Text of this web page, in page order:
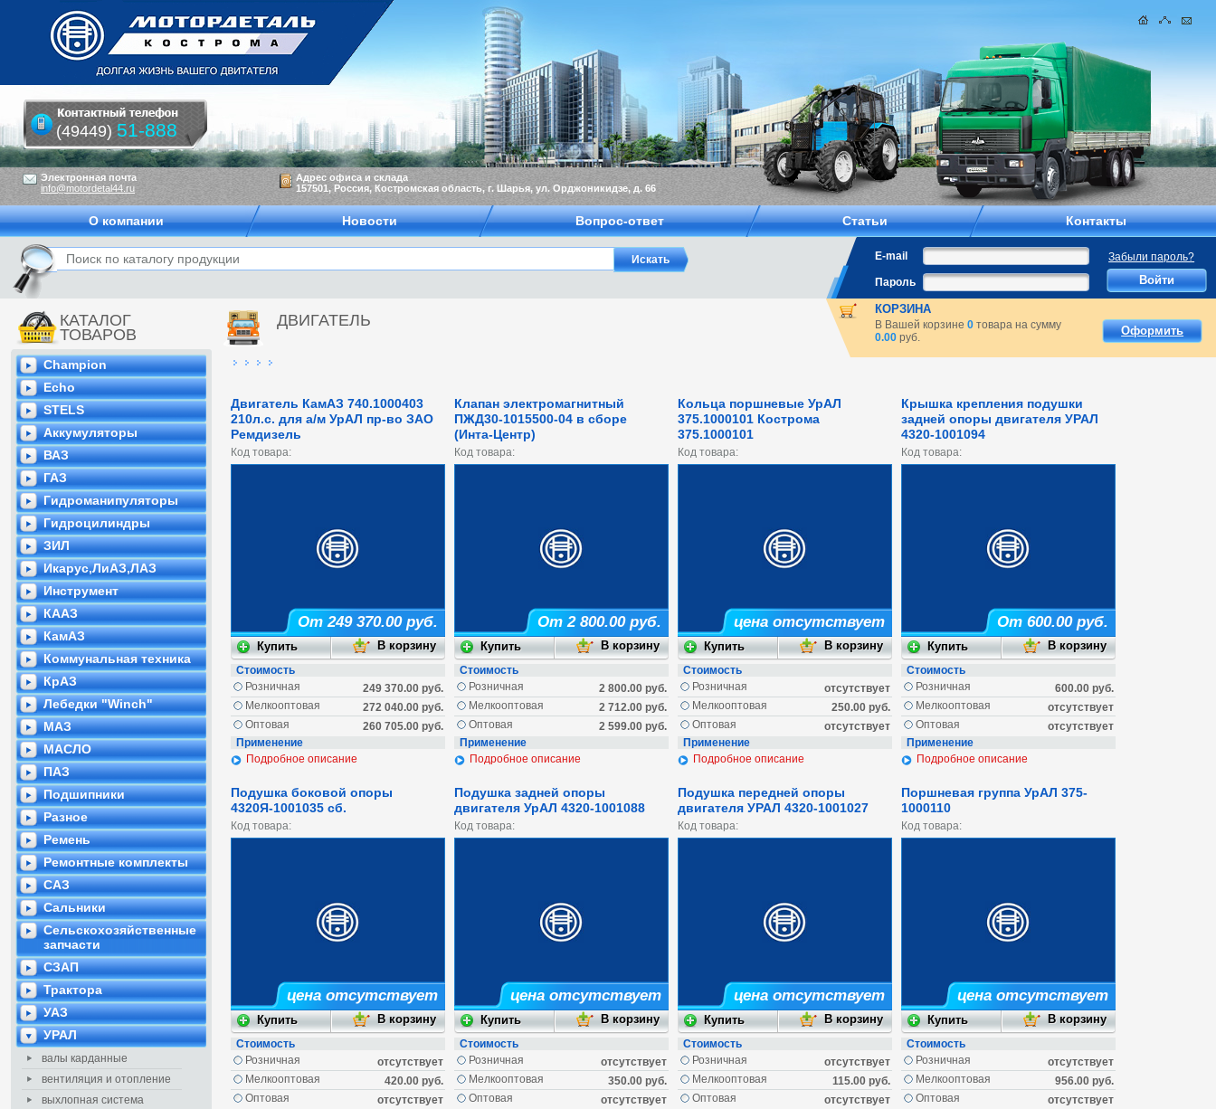
КАТАЛОГ
ТОВАРОВ
Champion
Echo
STELS
Аккумуляторы
ВАЗ
ГАЗ
Гидроманипуляторы
Гидроцилиндры
ЗИЛ
Икарус,ЛиАЗ,ЛАЗ
Инструмент
КААЗ
КамАЗ
Коммунальная техника
КрАЗ
Лебедки "Winch"
МАЗ
МАСЛО
ПАЗ
Подшипники
Разное
Ремень
Ремонтные комплекты
САЗ
Сальники
Сельскохозяйственные
запчасти
СЗАП
Трактора
УАЗ
УРАЛ
валы карданные
вентиляция и отопление
выхлопная система
ДВИГАТЕЛЬ
Двигатель КамАЗ 740.1000403
210л.с. для а/м УрАЛ пр-во ЗАО
Ремдизель
Код товара:
От 249 370.00 руб.
Стоимость
249 370.00 руб.
Розничная
272 040.00 руб.
Мелкооптовая
260 705.00 руб.
Оптовая
Применение
Подробное описание
Клапан электромагнитный
ПЖД30-1015500-04 в сборе
(Инта-Центр)
Код товара:
От 2 800.00 руб.
Стоимость
2 800.00 руб.
Розничная
2 712.00 руб.
Мелкооптовая
2 599.00 руб.
Оптовая
Применение
Подробное описание
Кольца поршневые УрАЛ
375.1000101 Кострома
375.1000101
Код товара:
цена отсутствует
Стоимость
отсутствует
Розничная
250.00 руб.
Мелкооптовая
отсутствует
Оптовая
Применение
Подробное описание
Крышка крепления подушки
задней опоры двигателя УРАЛ
4320-1001094
Код товара:
От 600.00 руб.
Стоимость
600.00 руб.
Розничная
отсутствует
Мелкооптовая
отсутствует
Оптовая
Применение
Подробное описание
Подушка боковой опоры
4320Я-1001035 сб.
Код товара:
цена отсутствует
Стоимость
отсутствует
Розничная
420.00 руб.
Мелкооптовая
отсутствует
Оптовая
Подушка задней опоры
двигателя УрАЛ 4320-1001088
Код товара:
цена отсутствует
Стоимость
отсутствует
Розничная
350.00 руб.
Мелкооптовая
отсутствует
Оптовая
Подушка передней опоры
двигателя УРАЛ 4320-1001027
Код товара:
цена отсутствует
Стоимость
отсутствует
Розничная
115.00 руб.
Мелкооптовая
отсутствует
Оптовая
Поршневая группа УрАЛ 375-
1000110
Код товара:
цена отсутствует
Стоимость
отсутствует
Розничная
956.00 руб.
Мелкооптовая
отсутствует
Оптовая
Электронная почта
info@motordetal44.ru
Адрес офиса и склада
157501, Россия, Костромская область, г. Шарья, ул. Орджоникидзе, д. 66
(49449) 51-888
О компании Новости Вопрос-ответ Статьи Контакты
E-mail
Забыли пароль?
Пароль
КОРЗИНА
В Вашей корзине0 товара на сумму
0.00 руб. Оформить